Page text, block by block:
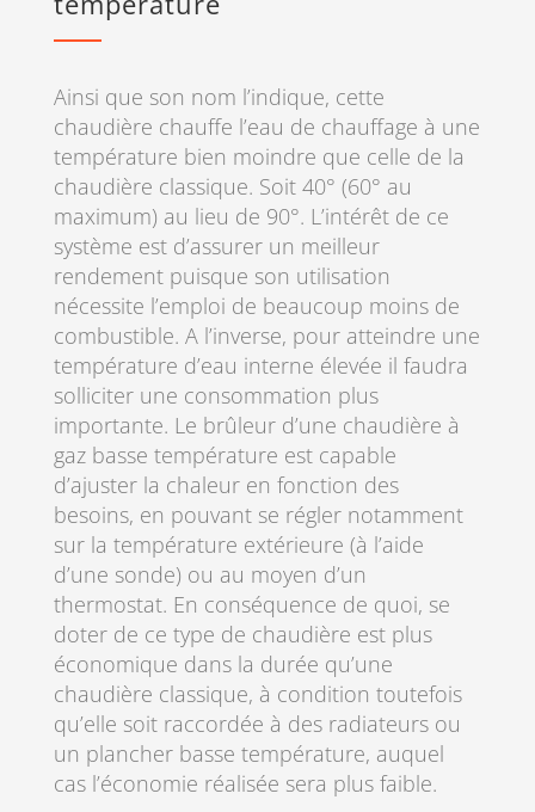
Ainsi que son nom l’indique, cette
chaudière chauffe l’eau de chauffage à une
température bien moindre que celle de la
chaudière classique. Soit 40° (60° au
maximum) au lieu de 90°. L’intérêt de ce
système est d’assurer un meilleur
rendement puisque son utilisation
nécessite l’emploi de beaucoup moins de
combustible. A l’inverse, pour atteindre une
température d’eau interne élevée il faudra
solliciter une consommation plus
importante. Le brûleur d’une chaudière à
gaz basse température est capable
d’ajuster la chaleur en fonction des
besoins, en pouvant se régler notamment
sur la température extérieure (à l’aide
d’une sonde) ou au moyen d’un
thermostat. En conséquence de quoi, se
doter de ce type de chaudière est plus
économique dans la durée qu’une
chaudière classique, à condition toutefois
qu’elle soit raccordée à des radiateurs ou
un plancher basse température, auquel
cas l’économie réalisée sera plus faible.